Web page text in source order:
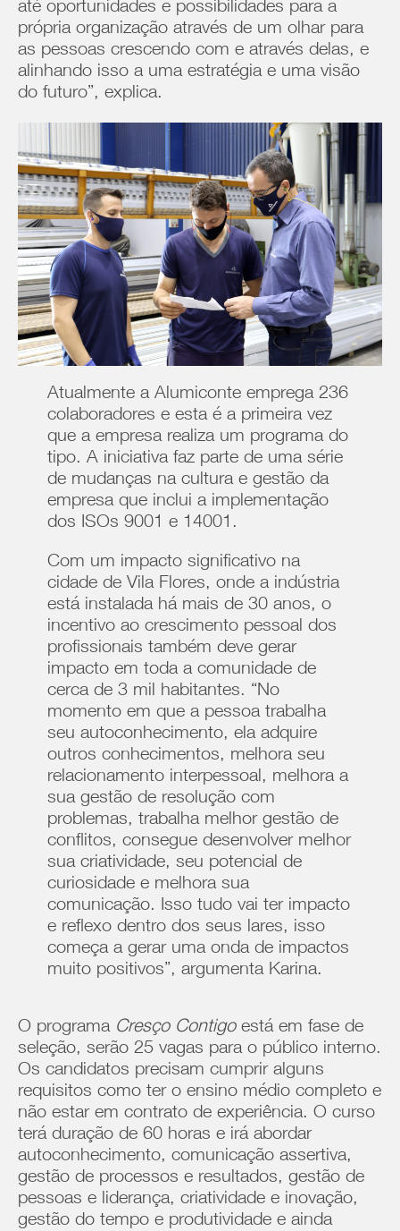
até oportunidades e possibilidades para a
própria organização através de um olhar para
as pessoas crescendo com e através delas, e
alinhando isso a uma estratégia e uma visão
do futuro”, explica.
Atualmente a Alumiconte emprega 236
colaboradores e esta é a primeira vez
que a empresa realiza um programa do
tipo. A iniciativa faz parte de uma série
de mudanças na cultura e gestão da
empresa que inclui a implementação
dos ISOs 9001 e 14001.
Com um impacto significativo na
cidade de Vila Flores, onde a indústria
está instalada há mais de 30 anos, o
incentivo ao crescimento pessoal dos
profissionais também deve gerar
impacto em toda a comunidade de
cerca de 3 mil habitantes. “No
momento em que a pessoa trabalha
seu autoconhecimento, ela adquire
outros conhecimentos, melhora seu
relacionamento interpessoal, melhora a
sua gestão de resolução com
problemas, trabalha melhor gestão de
conflitos, consegue desenvolver melhor
sua criatividade, seu potencial de
curiosidade e melhora sua
comunicação. Isso tudo vai ter impacto
e reflexo dentro dos seus lares, isso
começa a gerar uma onda de impactos
muito positivos”, argumenta Karina.
O programa Cresço Contigoestá em fase de
seleção, serão 25 vagas para o público interno.
Os candidatos precisam cumprir alguns
requisitos como ter o ensino médio completo e
não estar em contrato de experiência. O curso
terá duração de 60 horas e irá abordar
autoconhecimento, comunicação assertiva,
gestão de processos e resultados, gestão de
pessoas e liderança, criatividade e inovação,
gestão do tempo e produtividade e ainda